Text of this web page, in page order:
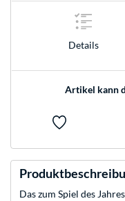
Details
Artikel kann
Das zum Spiel des